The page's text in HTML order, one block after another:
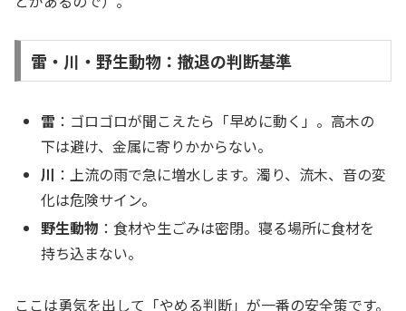
雷・川・野生動物：撤退の判断基準
雷 ：ゴロゴロが聞こえたら「早めに動く」。高木の
下は避け、金属に寄りかからない。
川 ：上流の雨で急に増水します。濁り、流木、音の変
化は危険サイン。
野生動物 ：食材や生ごみは密閉。寝る場所に食材を
持ち込まない。
ここは勇気を出して「やめる判断」が一番の安全策です。